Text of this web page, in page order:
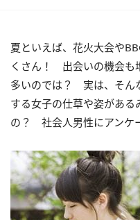
夏といえば、花火大会や
くさん！ 出会いの機会も
多いのでは？ 実は、そん
する女子の仕草や姿があ
の？ 社会人男性にアンケ